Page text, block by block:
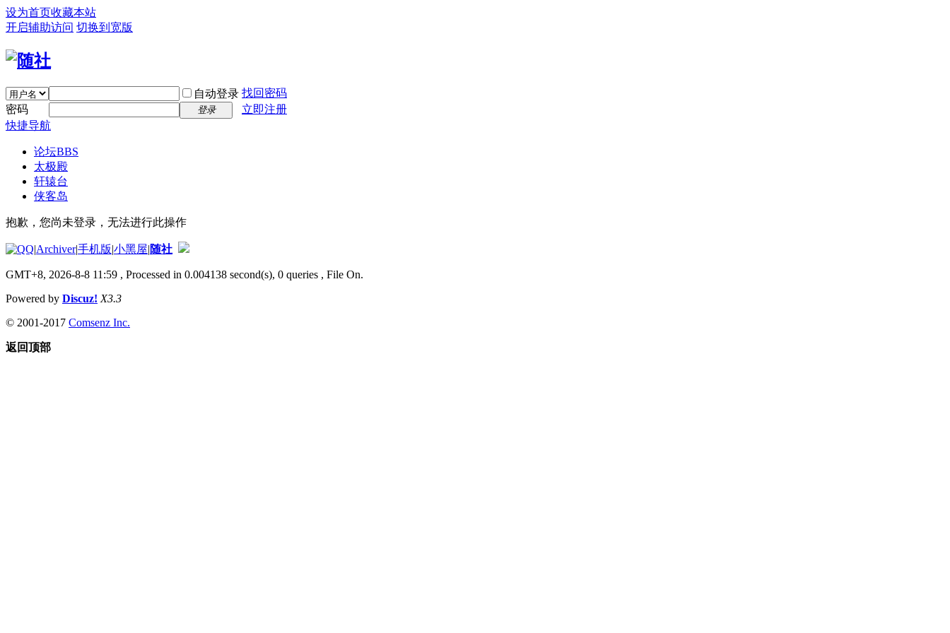
设为首页收藏本站
开启辅助访问 切换到宽版
自动登录 找回密码
密码
登录
立即注册
快捷导航
论坛BBS
太极殿
轩辕台
侠客岛
抱歉，您尚未登录，无法进行此操作
|Archiver|手机版|小黑屋|随社
GMT+8, 2026-8-8 11:59 , Processed in 0.004138 second(s), 0 queries , File On.
Powered by Discuz! X3.3
© 2001-2017 Comsenz Inc.
返回顶部